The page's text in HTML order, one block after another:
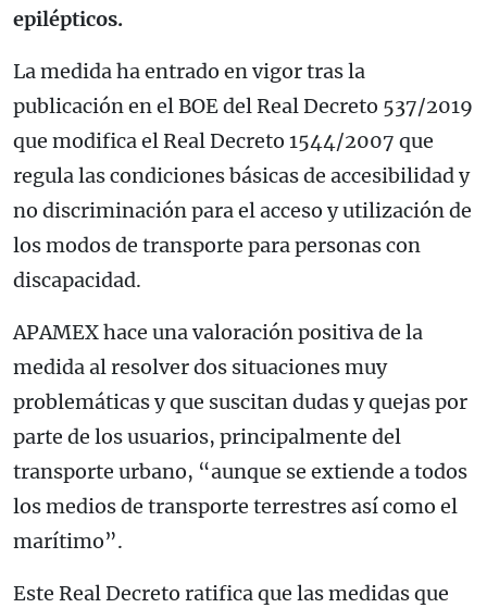
epilépticos.
La medida ha entrado en vigor tras la
publicación en el BOE del Real Decreto 537/2019
que modifica el Real Decreto 1544/2007 que
regula las condiciones básicas de accesibilidad y
no discriminación para el acceso y utilización de
los modos de transporte para personas con
discapacidad.
APAMEX hace una valoración positiva de la
medida al resolver dos situaciones muy
problemáticas y que suscitan dudas y quejas por
parte de los usuarios, principalmente del
transporte urbano, “aunque se extiende a todos
los medios de transporte terrestres así como el
marítimo”.
Este Real Decreto ratifica que las medidas que